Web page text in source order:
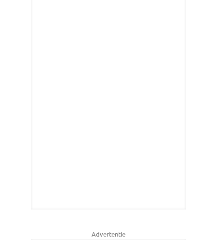
Advertentie